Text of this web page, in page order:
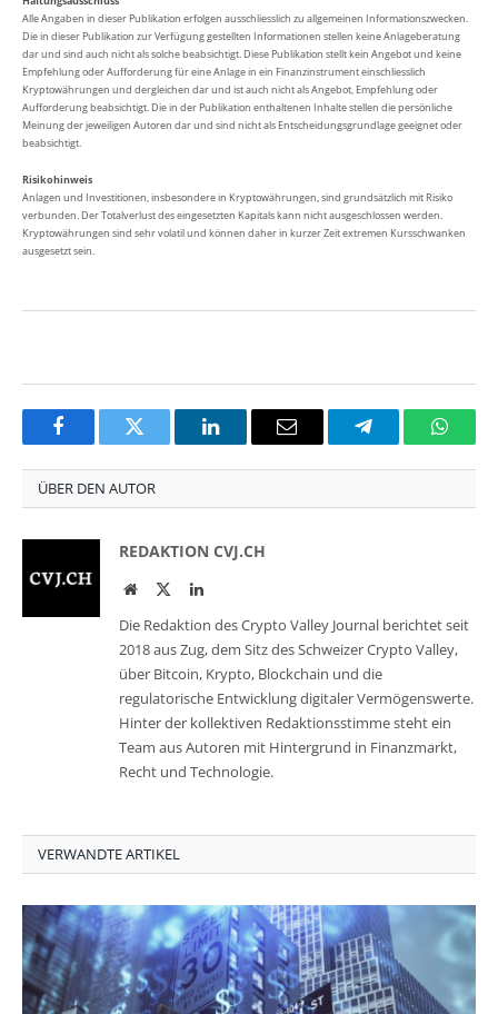
Alle Angaben in dieser Publikation erfolgen ausschliesslich zu allgemeinen Informationszwecken.
Die in dieser Publikation zur Verfügung gestellten Informationen stellen keine Anlageberatung
dar und sind auch nicht als solche beabsichtigt. Diese Publikation stellt kein Angebot und keine
Empfehlung oder Aufforderung für eine Anlage in ein Finanzinstrument einschliesslich
Kryptowährungen und dergleichen dar und ist auch nicht als Angebot, Empfehlung oder
Aufforderung beabsichtigt. Die in der Publikation enthaltenen Inhalte stellen die persönliche
Meinung der jeweiligen Autoren dar und sind nicht als Entscheidungsgrundlage geeignet oder
beabsichtigt.
Risikohinweis
Anlagen und Investitionen, insbesondere in Kryptowährungen, sind grundsätzlich mit Risiko
verbunden. Der Totalverlust des eingesetzten Kapitals kann nicht ausgeschlossen werden.
Kryptowährungen sind sehr volatil und können daher in kurzer Zeit extremen Kursschwanken
ausgesetzt sein.
FacebookTwitter LinkedInEmail Telegram
ÜBER DEN AUTOR
REDAKTION CVJ.CH
WebsiteTwitterLinkedIn
Die Redaktion des Crypto Valley Journal berichtet seit
2018 aus Zug, dem Sitz des Schweizer Crypto Valley,
über Bitcoin, Krypto, Blockchain und die
regulatorische Entwicklung digitaler Vermögenswerte.
Hinter der kollektiven Redaktionsstimme steht ein
Team aus Autoren mit Hintergrund in Finanzmarkt,
Recht und Technologie.
VERWANDTE ARTIKEL